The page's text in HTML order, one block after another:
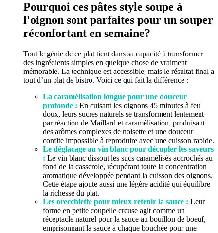
Pourquoi ces pâtes style soupe à
l'oignon sont parfaites pour un souper
réconfortant en semaine?
Tout le génie de ce plat tient dans sa capacité à transformer
des ingrédients simples en quelque chose de vraiment
mémorable. La technique est accessible, mais le résultat final a
tout d’un plat de bistro. Voici ce qui fait la différence :
La caramélisation longue pour une douceur
profonde : En cuisant les oignons 45 minutes à feu
doux, leurs sucres naturels se transforment lentement
par réaction de Maillard et caramélisation, produisant
des arômes complexes de noisette et une douceur
confite impossible à reproduire avec une cuisson rapide.
Le déglacage au vin blanc pour décupler les saveurs
: Le vin blanc dissout les sucs caramélisés accrochés au
fond de la casserole, récupérant toute la concentration
aromatique développée pendant la cuisson des oignons.
Cette étape ajoute aussi une légère acidité qui équilibre
la richesse du plat.
Les orecchiette pour mieux retenir la sauce : Leur
forme en petite coupelle creuse agit comme un
réceptacle naturel pour la sauce au bouillon de boeuf,
emprisonnant la sauce à chaque bouchée pour une